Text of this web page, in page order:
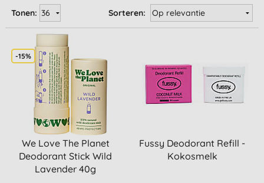
Sorteren:
Tonen:
-15%
We Love The Planet
Deodorant Stick Wild
Lavender 40g
Fussy Deodorant Refill -
Kokosmelk